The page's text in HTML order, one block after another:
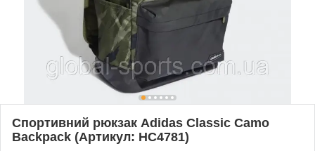
Спортивний рюкзак Adidas Classic Camo
Backpack (Артикул: HC4781)